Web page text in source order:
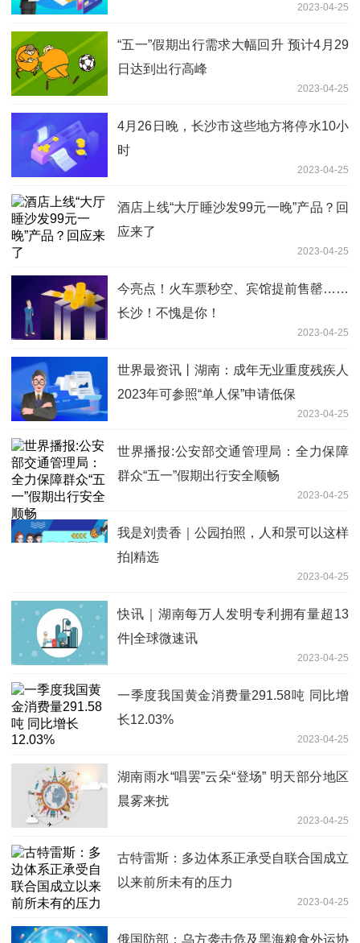
2023-04-25
“五一”假期出行需求大幅回升 预计4月29
日达到出行高峰
2023-04-25
4月26日晚，长沙市这些地方将停水10小
时
2023-04-25
酒店上线“大厅睡沙发99元一晚”产品？回
应来了
2023-04-25
今亮点！火车票秒空、宾馆提前售罄……
长沙！不愧是你！
2023-04-25
世界最资讯丨湖南：成年无业重度残疾人
2023年可参照“单人保”申请低保
2023-04-25
世界播报:公安部交通管理局：全力保障
群众“五一”假期出行安全顺畅
2023-04-25
我是刘贵香｜公园拍照，人和景可以这样
拍|精选
2023-04-25
快讯｜湖南每万人发明专利拥有量超13
件|全球微速讯
2023-04-25
一季度我国黄金消费量291.58吨 同比增
长12.03%
2023-04-25
湖南雨水“唱罢”云朵“登场” 明天部分地区
晨雾来扰
2023-04-25
古特雷斯：多边体系正承受自联合国成立
以来前所未有的压力
2023-04-25
俄国防部：乌方袭击危及黑海粮食外运协